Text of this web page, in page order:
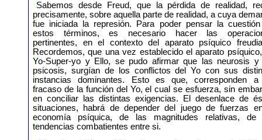
Sabemos desde Freud, que la pérdida de realidad,
precisamente, sobre aquella parte de realidad, a cuya
fue iniciada la represión. Para poder pensar la
estos términos, es necesario hacer las
pertinentes, en el contexto del aparato psíquico
Recordemos, que una vez establecido el aparato
Yo-Super-yo y Ello, se pudo afirmar que las neurosis y
psicosis, surgían de los conflictos del Yo con sus
instancias dominantes. Esto es que, corresponden
fracaso de la función del Yo, el cual se esfuerza, sin
en conciliar las distintas exigencias. El desenlace de
situaciones, habrá de depender del juego de fuerzas
economía psíquica, de las magnitudes relativas, de
tendencias combatientes entre si.